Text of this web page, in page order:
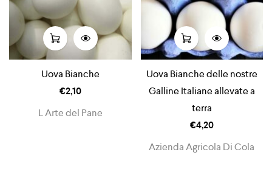
Uova Bianche
€2,10
L Arte del Pane
Uova Bianche delle nostre
Galline Italiane allevate a
terra
€4,20
Azienda Agricola Di Cola